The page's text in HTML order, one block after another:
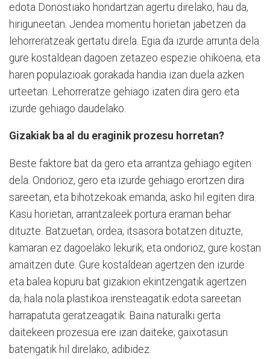
edota Donostiako hondartzan agertu direlako, hau da,
hiriguneetan. Jendea momentu horietan jabetzen da
lehorreratzeak gertatu direla. Egia da izurde arrunta dela
gure kostaldean dagoen zetazeo espezie ohikoena, eta
haren populazioak gorakada handia izan duela azken
urteetan. Lehorreratze gehiago izaten dira gero eta
izurde gehiago daudelako.
Gizakiak ba al du eraginik prozesu horretan?
Beste faktore bat da gero eta arrantza gehiago egiten
dela. Ondorioz, gero eta izurde gehiago erortzen dira
sareetan, eta bihotzekoak emanda, asko hil egiten dira.
Kasu horietan, arrantzaleek portura eraman behar
dituzte. Batzuetan, ordea, itsasora botatzen dituzte,
kamaran ez dagoelako lekurik, eta ondorioz, gure kostan
amaitzen dute. Gure kostaldean agertzen den izurde
eta balea kopuru bat gizakion ekintzengatik agertzen
da, hala nola plastikoa irensteagatik edota sareetan
harrapatuta geratzeagatik. Baina naturalki gerta
daitekeen prozesua ere izan daiteke; gaixotasun
batengatik hil direlako, adibidez.